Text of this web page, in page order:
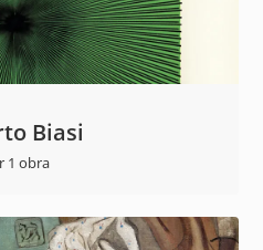
Biasi
1 obra